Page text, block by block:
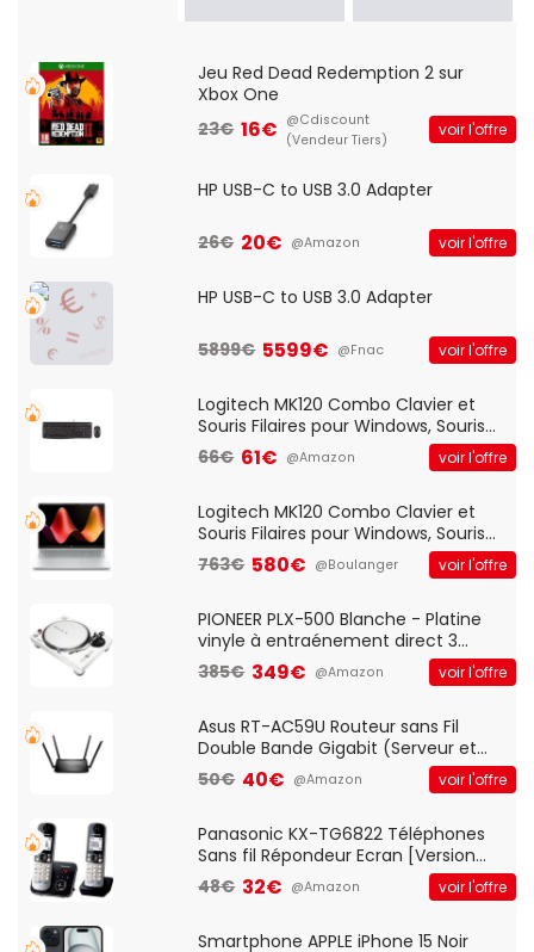
Jeu Red Dead Redemption 2 sur
Xbox One
23€ 16€ @Cdiscount
(Vendeur Tiers)
voir l'offre
HP USB-C to USB 3.0 Adapter
26€ 20€ @Amazon voir l'offre
HP USB-C to USB 3.0 Adapter
5899€ 5599€ @Fnac voir l'offre
Logitech MK120 Combo Clavier et
Souris Filaires pour Windows, Souris
Optique Filaire, Connexion USB Plug
And Play, Confortable, Taille
QWERTY UK - Noir
66€ 61€ @Amazon voir l'offre
Logitech MK120 Combo Clavier et
Souris Filaires pour Windows, Souris
Optique Filaire, Connexion USB Plug
And Play, Confortable, Taille
QWERTY UK - Noir
763€ 580€ @Boulanger voir l'offre
PIONEER PLX-500 Blanche - Platine
vinyle à entraénement direct 3
vitesses (33-45-78 trs/min) avec
pre-ampli intégré et port USB
385€ 349€ @Amazon voir l'offre
Asus RT-AC59U Routeur sans Fil
Double Bande Gigabit (Serveur et
Client VPN, Triple Vlan, Mode Point
d'accès et Bridge, contrôle Parental,
50€ 40€ @Amazon voir l'offre
Panasonic KX-TG6822 Téléphones
Sans fil Répondeur Ecran [Version
Française]
48€ 32€ @Amazon voir l'offre
Smartphone APPLE iPhone 15 Noir